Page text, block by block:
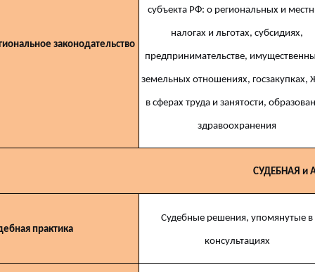
законодательство
субъекта РФ: о региональных и
налогах и льготах, субсидиях,
предпринимательстве,
земельных отношениях, госзакупках,
в сферах труда и занятости,
здравоохранения
СУДЕБНАЯ и
практика
Судебные решения, упомянутые в
консультациях